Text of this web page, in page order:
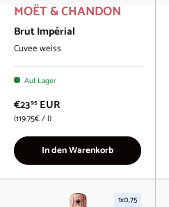
MOËT & CHANDON
Brut Impérial
Cuvee weiss
Auf Lager
€2395 EUR
Grundpreis
119.75€/l
In den Warenkorb
1x0,75